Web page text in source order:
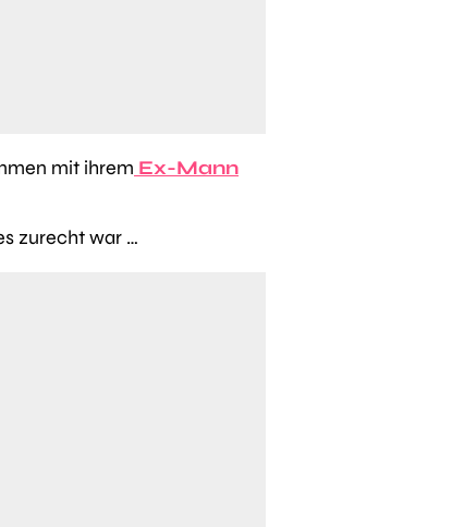
mit ihrem Ex-Mann
zurecht war …